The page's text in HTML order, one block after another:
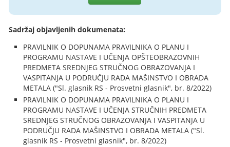
Sadržaj objavljenih dokumenata:
PRAVILNIK O DOPUNAMA PRAVILNIKA O PLANU I
PROGRAMU NASTAVE I UČENJA OPŠTEOBRAZOVNIH
PREDMETA SREDNJEG STRUČNOG OBRAZOVANJA I
VASPITANJA U PODRUČJU RADA MAŠINSTVO I OBRADA
METALA ("Sl. glasnik RS - Prosvetni glasnik", br. 8/2022)
PRAVILNIK O DOPUNAMA PRAVILNIKA O PLANU I
PROGRAMU NASTAVE I UČENJA STRUČNIH PREDMETA
SREDNJEG STRUČNOG OBRAZOVANJA I VASPITANJA U
PODRUČJU RADA MAŠINSTVO I OBRADA METALA ("Sl.
glasnik RS - Prosvetni glasnik", br. 8/2022)